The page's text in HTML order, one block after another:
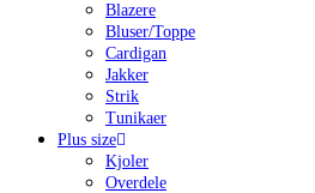
Blazere
Bluser/Toppe
Cardigan
Jakker
Strik
Tunikaer
Plus size
Kjoler
Overdele